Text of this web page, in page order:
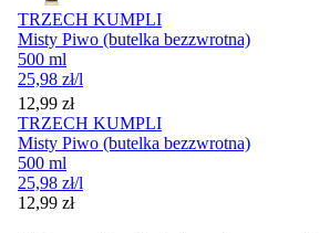
TRZECH KUMPLI
Misty Piwo (butelka bezzwrotna)
500 ml
25,98 zł/l
Cena
12,99 zł
TRZECH KUMPLI
Misty Piwo (butelka bezzwrotna)
500 ml
25,98 zł/l
Cena
12,99 zł